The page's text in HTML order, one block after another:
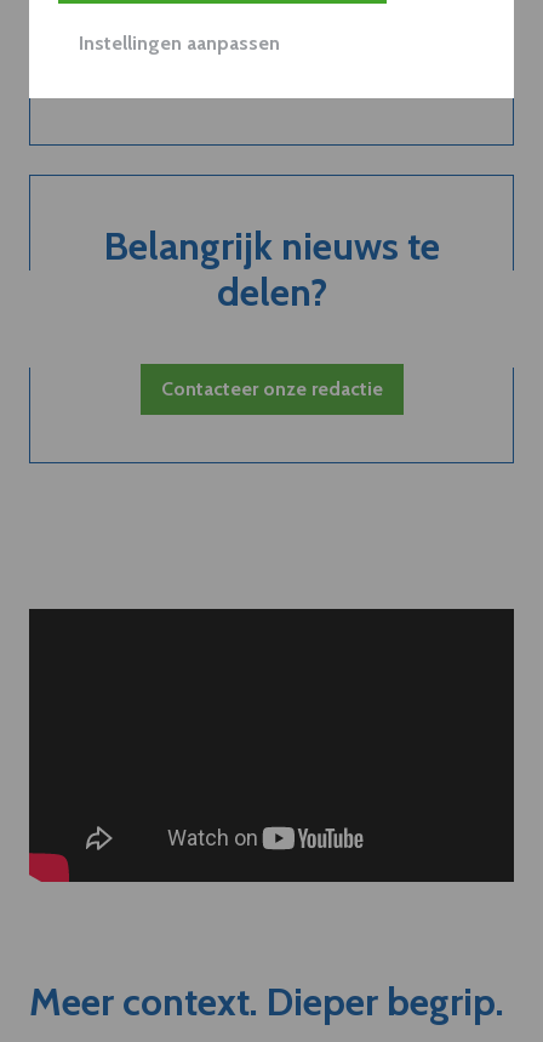
Instellingen aanpassen
Belangrijk nieuws te
delen?
Contacteer onze redactie
Meer context. Dieper begrip.